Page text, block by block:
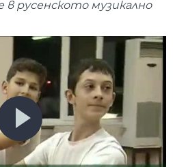
русенското музикално